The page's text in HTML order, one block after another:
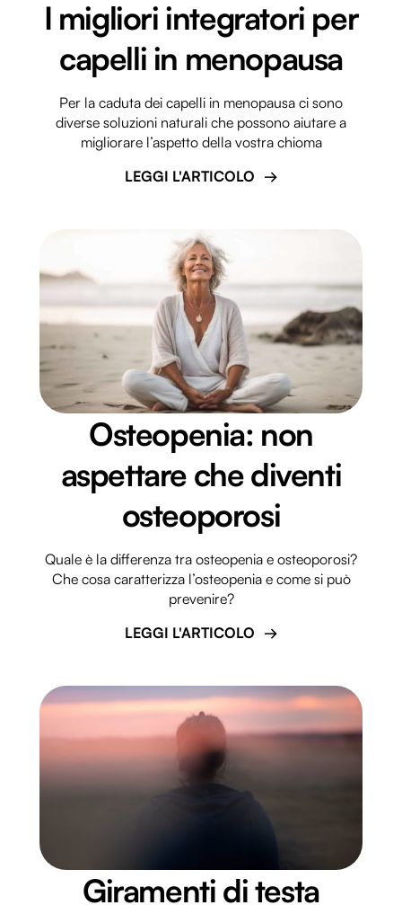
I migliori integratori per
capelli in menopausa
Per la caduta dei capelli in menopausa ci sono
diverse soluzioni naturali che possono aiutare a
migliorare l’aspetto della vostra chioma
LEGGI L'ARTICOLO
Osteopenia: non
aspettare che diventi
osteoporosi
Quale è la differenza tra osteopenia e osteoporosi?
Che cosa caratterizza l’osteopenia e come si può
prevenire?
LEGGI L'ARTICOLO
Giramenti di testa